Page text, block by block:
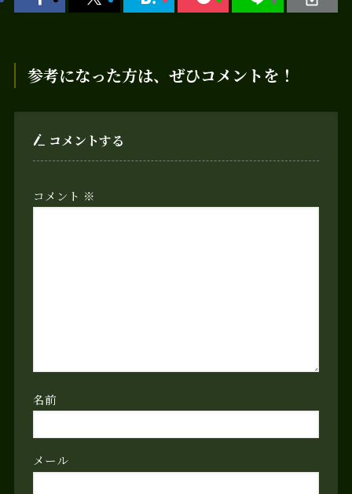
参考になった方は、ぜひコメントを！
コメントする
コメント ※
名前
メール